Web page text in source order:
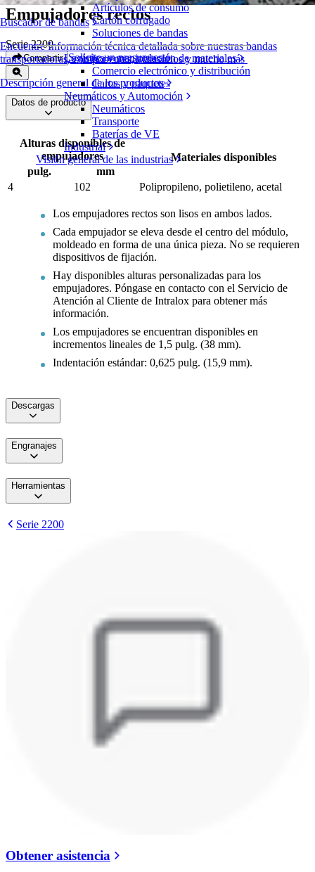
Buscador de bandas
Encuentre Información técnica detallada sobre nuestras bandas
transportadoras, componentes, accesorios y mucho más
Descripción general de los productos
Artículos de consumo
Cartón corrugado
Soluciones de bandas
Logística y manipulación de materiales
Comercio electrónico y distribución
Cartas y paquetes
Neumáticos y Automoción
Neumáticos
Transporte
Baterías de VE
Industrial
Visión general de las industrias
Empujadores rectos
Serie 2200
Compartir Solicite un presupuesto
Datos de producto
Alturas disponibles de
empujadores
Materiales disponibles
pulg.
mm
4
102 Polipropileno, polietileno, acetal
Los empujadores rectos son lisos en ambos lados.
Cada empujador se eleva desde el centro del módulo,
moldeado en forma de una única pieza. No se requieren
dispositivos de fijación.
Hay disponibles alturas personalizadas para los
empujadores. Póngase en contacto con el Servicio de
Atención al Cliente de Intralox para obtener más
información.
Los empujadores se encuentran disponibles en
incrementos lineales de 1,5 pulg. (38 mm).
Indentación estándar: 0,625 pulg. (15,9 mm).
Descargas
Engranajes
Herramientas
Serie 2200
Obtener asistencia